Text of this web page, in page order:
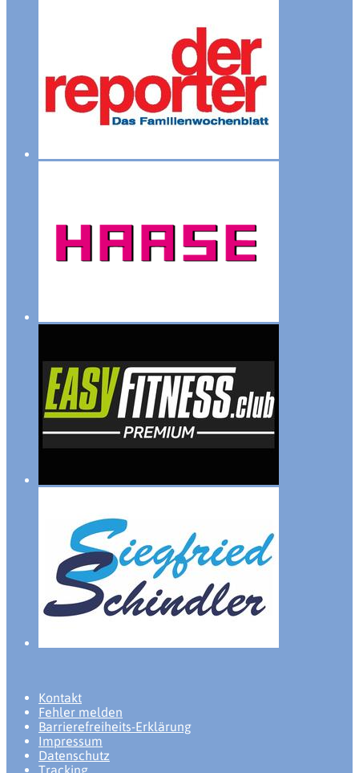
Kontakt
Fehler melden
Barrierefreiheits-Erklärung
Impressum
Datenschutz
Tracking